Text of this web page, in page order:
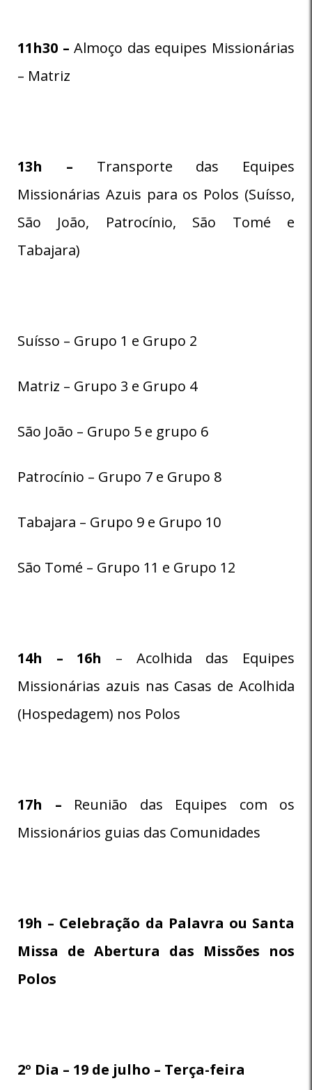
11h30 –Almoço das equipes Missionárias
– Matriz
13h – Transporte das Equipes
Missionárias Azuis para os Polos (Suísso,
São João, Patrocínio, São Tomé e
Tabajara)
Suísso – Grupo 1 e Grupo 2
Matriz – Grupo 3 e Grupo 4
São João – Grupo 5 e grupo 6
Patrocínio – Grupo 7 e Grupo 8
Tabajara – Grupo 9 e Grupo 10
São Tomé – Grupo 11 e Grupo 12
14h – 16h – Acolhida das Equipes
Missionárias azuis nas Casas de Acolhida
(Hospedagem) nos Polos
17h – Reunião das Equipes com os
Missionários guias das Comunidades
19h – Celebração da Palavra ou Santa
Missa de Abertura das Missões nos
Polos
2º Dia – 19 de julho – Terça-feira